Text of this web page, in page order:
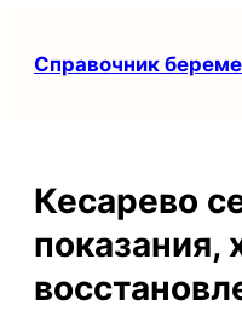
Справочник
Кесарево
показания,